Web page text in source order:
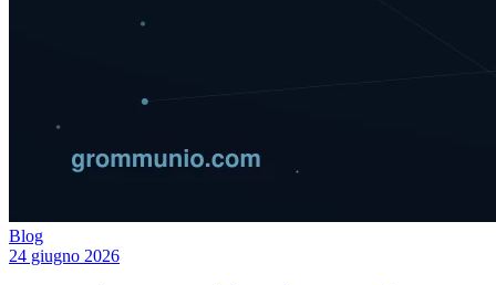
Blog
24 giugno 2026